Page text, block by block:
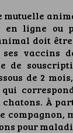
ligne ou
doit
vaccins
de
de 2
À
compagnon,
pour